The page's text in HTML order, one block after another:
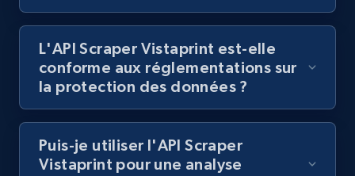
Lazada - Products
URL, Title, Rating, Reviews, Initial price, Final
price, Currency, Stock, and more.
991+ 165+ Essai gratuit
L'API Scraper Vistaprint est-elle
conforme aux réglementations sur
la protection des données ?
Puis-je utiliser l'API Scraper
Vistaprint pour une analyse